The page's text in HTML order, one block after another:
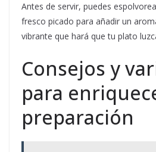
Antes de servir, puedes
fresco picado para añadir un
vibrante que hará que tu plato
Consejos y
para
preparación